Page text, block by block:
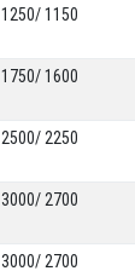
1250/ 1150
1750/ 1600
2500/ 2250
3000/ 2700
3000/ 2700